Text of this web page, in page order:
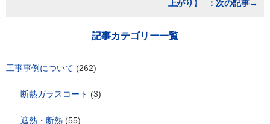
上がり】
記事カテゴリー一覧
工事事例について (262)
断熱ガラスコート (3)
遮熱・断熱 (55)